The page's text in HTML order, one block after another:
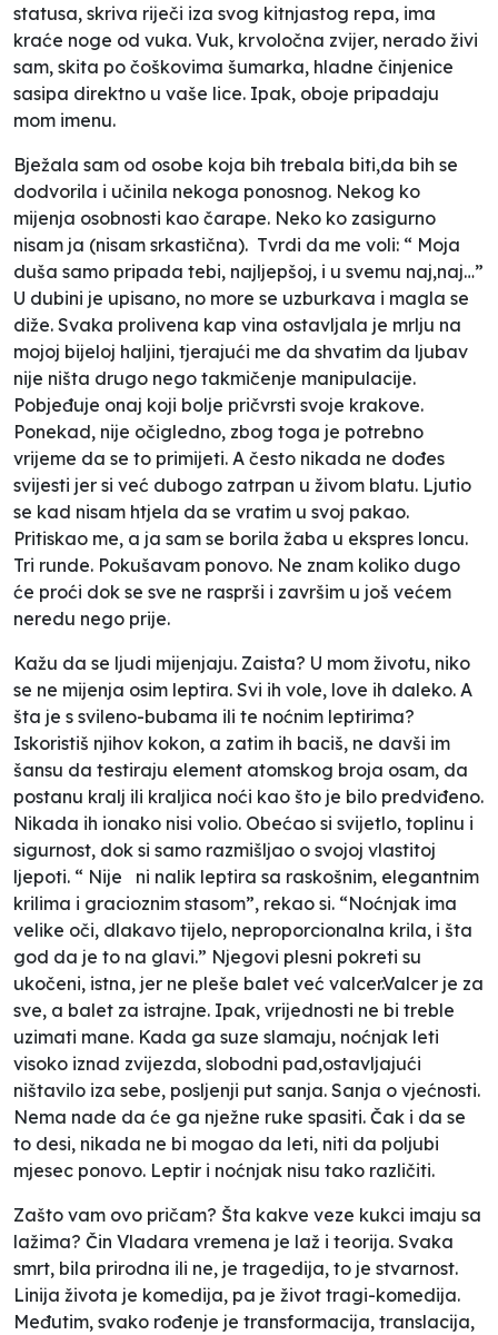
statusa, skriva riječi iza svog kitnjastog repa, ima
kraće noge od vuka. Vuk, krvoločna zvijer, nerado živi
sam, skita po čoškovima šumarka, hladne činjenice
sasipa direktno u vaše lice. Ipak, oboje pripadaju
mom imenu.
Bježala sam od osobe koja bih trebala biti,da bih se
dodvorila i učinila nekoga ponosnog. Nekog ko
mijenja osobnosti kao čarape. Neko ko zasigurno
nisam ja (nisam srkastična). Tvrdi da me voli: “ Moja
duša samo pripada tebi, najljepšoj, i u svemu naj,naj…”
U dubini je upisano, no more se uzburkava i magla se
diže. Svaka prolivena kap vina ostavljala je mrlju na
mojoj bijeloj haljini, tjerajući me da shvatim da ljubav
nije ništa drugo nego takmičenje manipulacije.
Pobjeđuje onaj koji bolje pričvrsti svoje krakove.
Ponekad, nije očigledno, zbog toga je potrebno
vrijeme da se to primijeti. A često nikada ne dođes
svijesti jer si već dubogo zatrpan u živom blatu. Ljutio
se kad nisam htjela da se vratim u svoj pakao.
Pritiskao me, a ja sam se borila žaba u ekspres loncu.
Tri runde. Pokušavam ponovo. Ne znam koliko dugo
će proći dok se sve ne rasprši i završim u još većem
neredu nego prije.
Kažu da se ljudi mijenjaju. Zaista? U mom životu, niko
se ne mijenja osim leptira. Svi ih vole, love ih daleko. A
šta je s svileno-bubama ili te noćnim leptirima?
Iskoristiš njihov kokon, a zatim ih baciš, ne davši im
šansu da testiraju element atomskog broja osam, da
postanu kralj ili kraljica noći kao što je bilo predviđeno.
Nikada ih ionako nisi volio. Obećao si svijetlo, toplinu i
sigurnost, dok si samo razmišljao o svojoj vlastitoj
ljepoti. “ Nije ni nalik leptira sa raskošnim, elegantnim
krilima i gracioznim stasom”, rekao si. “Noćnjak ima
velike oči, dlakavo tijelo, neproporcionalna krila, i šta
god da je to na glavi.” Njegovi plesni pokreti su
ukočeni, istna, jer ne pleše balet već valcer.Valcer je za
sve, a balet za istrajne. Ipak, vrijednosti ne bi treble
uzimati mane. Kada ga suze slamaju, noćnjak leti
visoko iznad zvijezda, slobodni pad,ostavljajući
ništavilo iza sebe, posljenji put sanja. Sanja o vjećnosti.
Nema nade da će ga nježne ruke spasiti. Čak i da se
to desi, nikada ne bi mogao da leti, niti da poljubi
mjesec ponovo. Leptir i noćnjak nisu tako različiti.
Zašto vam ovo pričam? Šta kakve veze kukci imaju sa
lažima? Čin Vladara vremena je laž i teorija. Svaka
smrt, bila prirodna ili ne, je tragedija, to je stvarnost.
Linija života je komedija, pa je život tragi-komedija.
Međutim, svako rođenje je transformacija, translacija,